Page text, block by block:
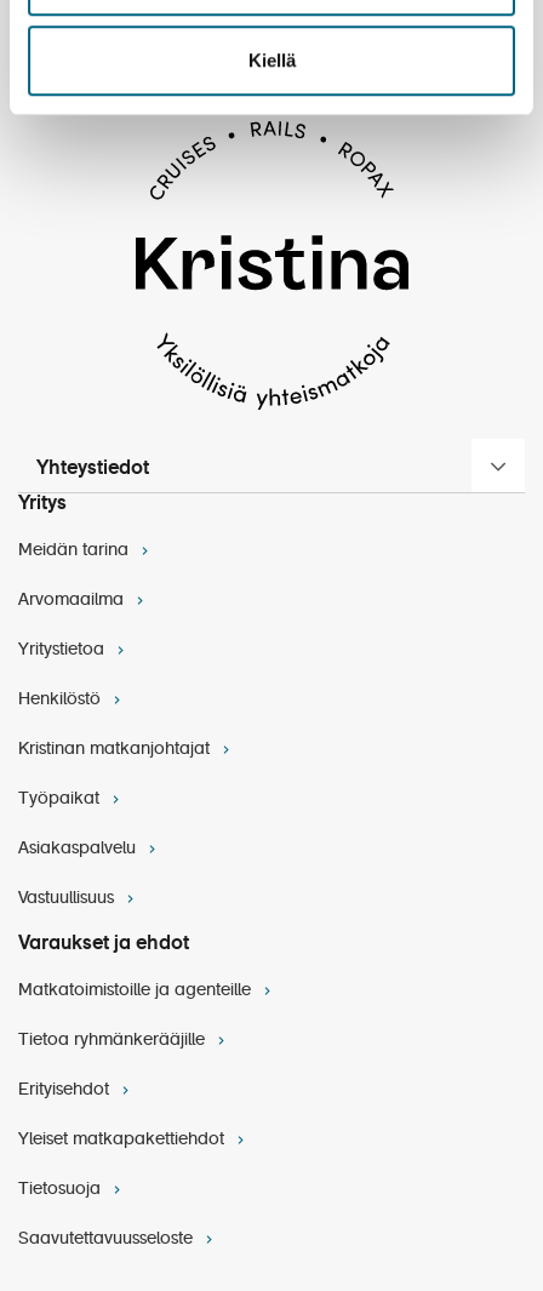
Kiellä
Yhteystiedot
Yritys
Meidän tarina
Arvomaailma
Yritystietoa
Henkilöstö
Kristinan matkanjohtajat
Työpaikat
Asiakaspalvelu
Vastuullisuus
Varaukset ja ehdot
Matkatoimistoille ja agenteille
Tietoa ryhmänkerääjille
Erityisehdot
Yleiset matkapakettiehdot
Tietosuoja
Saavutettavuusseloste